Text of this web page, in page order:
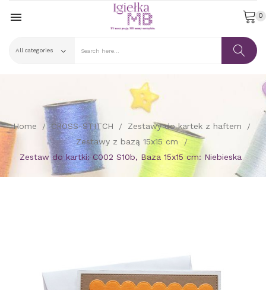
 0
Home CROSS-STITCH
Zestawy do kartek z haftem
Zestawy z bazą 15x15 cm
Zestaw do kartki: C002 S10b, Baza 15x15 cm: Niebieska